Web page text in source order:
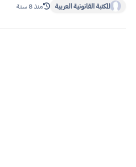
المكتبة القانونية العربية منذ 8 سنة